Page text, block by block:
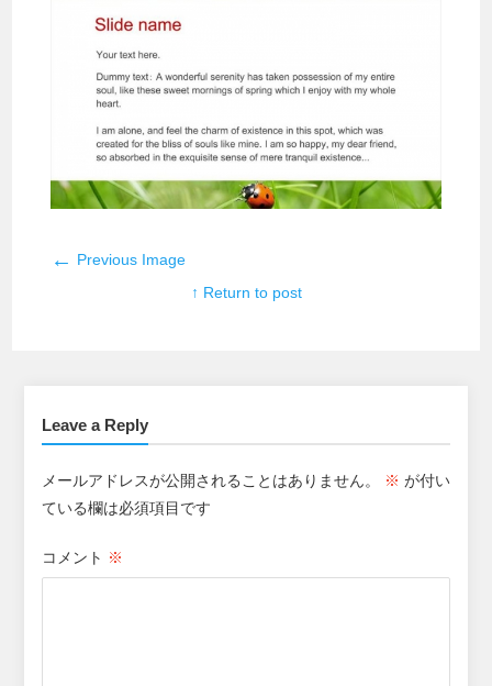
← Previous Image
↑ Return to post
Leave a Reply
メールアドレスが公開されることはありません。 ※ が付い
ている欄は必須項目です
コメント ※